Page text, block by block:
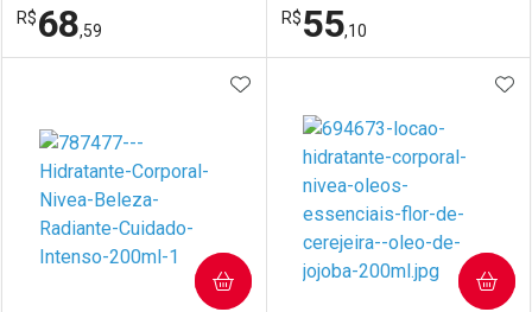
R$68,59
Laboratório
Por Menos
R$55,10
Laboratório
Por Menos
ADICIONAR AOS FAVORITOS
COMPRAR COMPRAR